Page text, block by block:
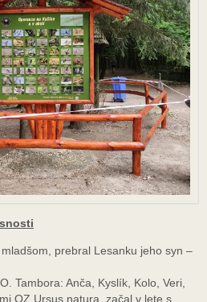
prebral Lesanku jeho syn –
Tambora: Anča, Kyslík, Kolo, Veri,
OZ Ursus natura, začal v lete s